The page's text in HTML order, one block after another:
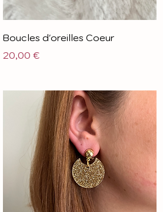
Boucles d'oreilles Coeur
Prix
20,00 €